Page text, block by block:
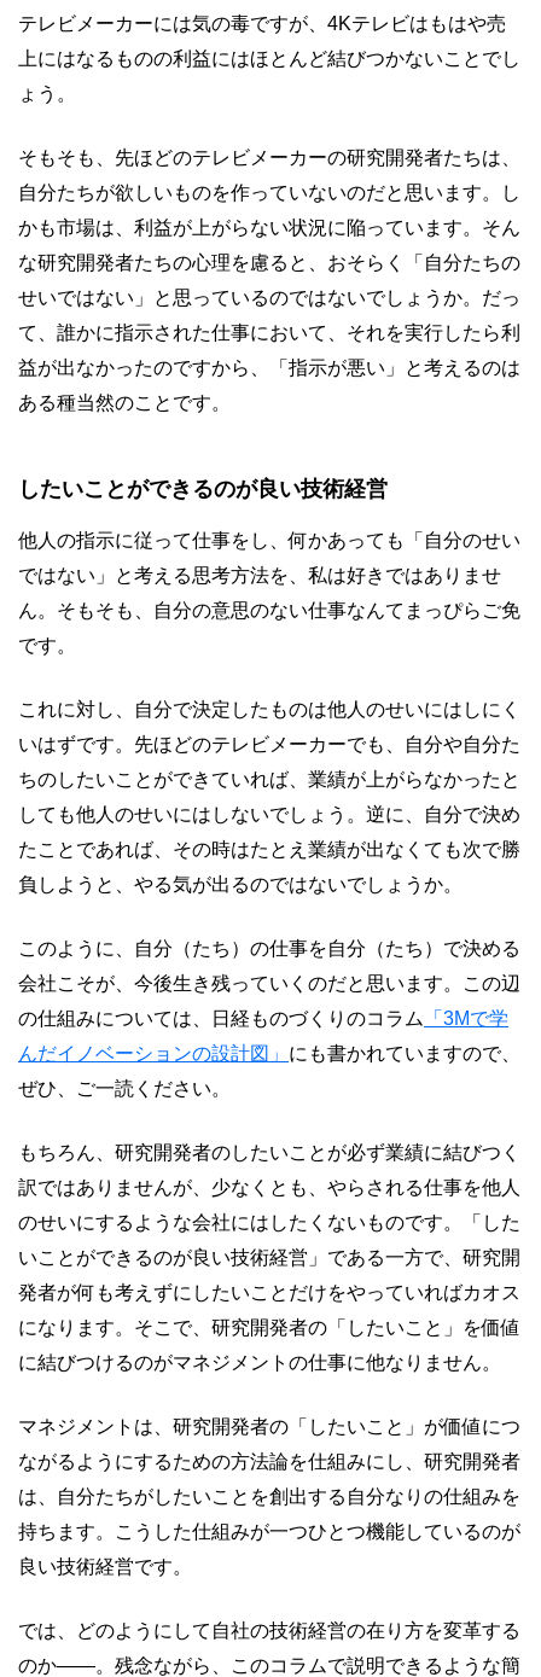
テレビメーカーには気の毒ですが、4Kテレビはもはや売
上にはなるものの利益にはほとんど結びつかないことでし
ょう。
そもそも、先ほどのテレビメーカーの研究開発者たちは、
自分たちが欲しいものを作っていないのだと思います。し
かも市場は、利益が上がらない状況に陥っています。そん
な研究開発者たちの心理を慮ると、おそらく「自分たちの
せいではない」と思っているのではないでしょうか。だっ
て、誰かに指示された仕事において、それを実行したら利
益が出なかったのですから、「指示が悪い」と考えるのは
ある種当然のことです。
したいことができるのが良い技術経営
他人の指示に従って仕事をし、何かあっても「自分のせい
ではない」と考える思考方法を、私は好きではありませ
ん。そもそも、自分の意思のない仕事なんてまっぴらご免
です。
これに対し、自分で決定したものは他人のせいにはしにく
いはずです。先ほどのテレビメーカーでも、自分や自分た
ちのしたいことができていれば、業績が上がらなかったと
しても他人のせいにはしないでしょう。逆に、自分で決め
たことであれば、その時はたとえ業績が出なくても次で勝
負しようと、やる気が出るのではないでしょうか。
このように、自分（たち）の仕事を自分（たち）で決める
会社こそが、今後生き残っていくのだと思います。この辺
の仕組みについては、日経ものづくりのコラム
「3Mで学
んだイノベーションの設計図」 にも書かれていますので、
ぜひ、ご一読ください。
もちろん、研究開発者のしたいことが必ず業績に結びつく
訳ではありませんが、少なくとも、やらされる仕事を他人
のせいにするような会社にはしたくないものです。「した
いことができるのが良い技術経営」である一方で、研究開
発者が何も考えずにしたいことだけをやっていればカオス
になります。そこで、研究開発者の「したいこと」を価値
に結びつけるのがマネジメントの仕事に他なりません。
マネジメントは、研究開発者の「したいこと」が価値につ
ながるようにするための方法論を仕組みにし、研究開発者
は、自分たちがしたいことを創出する自分なりの仕組みを
持ちます。こうした仕組みが一つひとつ機能しているのが
良い技術経営です。
では、どのようにして自社の技術経営の在り方を変革する
のか――。残念ながら、このコラムで説明できるような簡